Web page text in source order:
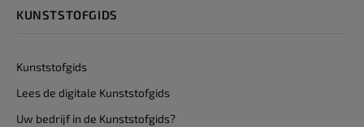
KUNSTSTOFGIDS
Kunststofgids
Lees de digitale Kunststofgids
Uw bedrijf in de Kunststofgids?